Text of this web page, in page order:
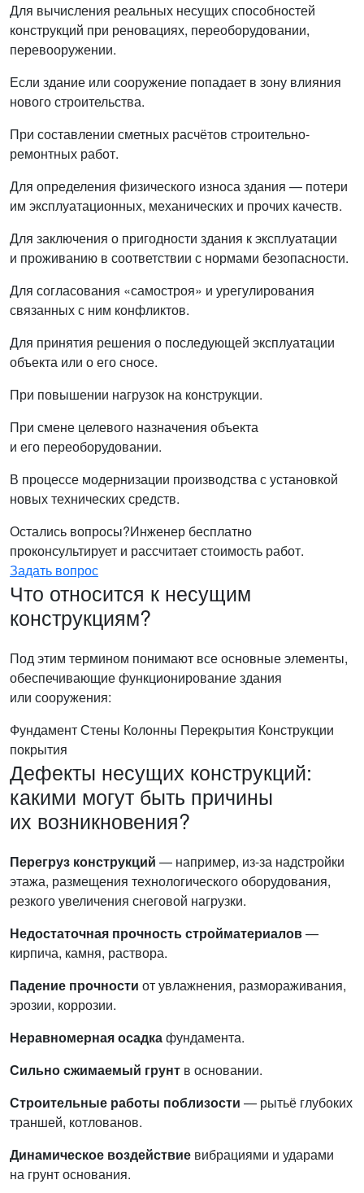
Для вычисления реальных несущих способностей
конструкций при реновациях, переоборудовании,
перевооружении.
Если здание или сооружение попадает в зону влияния
нового строительства.
При составлении сметных расчётов строительно-
ремонтных работ.
Для определения физического износа здания — потери
им эксплуатационных, механических и прочих качеств.
Для заключения о пригодности здания к эксплуатации
и проживанию в соответствии с нормами безопасности.
Для согласования «самостроя» и урегулирования
связанных с ним конфликтов.
Для принятия решения о последующей эксплуатации
объекта или о его сносе.
При повышении нагрузок на конструкции.
При смене целевого назначения объекта
и его переоборудовании.
В процессе модернизации производства с установкой
новых технических средств.
Остались вопросы?Инженер бесплатно
проконсультирует и рассчитает стоимость работ.
Задать вопрос
Что относится к несущим
конструкциям?
Под этим термином понимают все основные элементы,
обеспечивающие функционирование здания
или сооружения:
ФундаментСтены Колонны Перекрытия Конструкции
покрытия
Дефекты несущих конструкций:
какими могут быть причины
их возникновения?
Перегруз конструкций — например, из-за надстройки
этажа, размещения технологического оборудования,
резкого увеличения снеговой нагрузки.
Недостаточная прочность стройматериалов—
кирпича, камня, раствора.
Падение прочности от увлажнения, размораживания,
эрозии, коррозии.
Неравномерная осадкафундамента.
Сильно сжимаемый грунт в основании.
Строительные работы поблизости — рытьё глубоких
траншей, котлованов.
Динамическое воздействие вибрациями и ударами
на грунт основания.